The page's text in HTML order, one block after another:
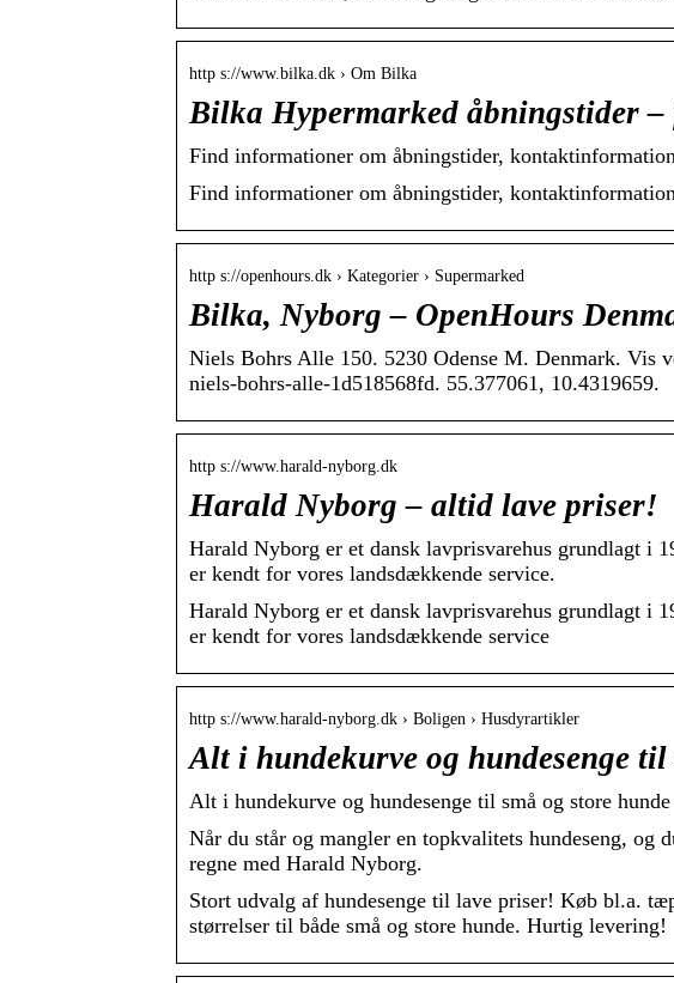
http s://www.bilka.dk › Om Bilka
Bilka Hypermarked åbningstider
Find informationer om åbningstider,
Find informationer om åbningstider,
http s://openhours.dk › Kategorier › Supermarked
Bilka, Nyborg – OpenHours
Niels Bohrs Alle 150. 5230 Odense M. Denmark. Vis
niels-bohrs-alle-1d518568fd. 55.377061, 10.4319659.
http s://www.harald-nyborg.dk
Harald Nyborg – altid lave priser!
Harald Nyborg er et dansk lavprisvarehus grundlagt
er kendt for vores landsdækkende service.
Harald Nyborg er et dansk lavprisvarehus grundlagt
er kendt for vores landsdækkende service
http s://www.harald-nyborg.dk › Boligen › Husdyrartikler
Alt i hundekurve og hundesenge til
Alt i hundekurve og hundesenge til små og store
Når du står og mangler en topkvalitets hundeseng,
regne med Harald Nyborg.
Stort udvalg af hundesenge til lave priser! Køb bl.a.
størrelser til både små og store hunde. Hurtig levering!